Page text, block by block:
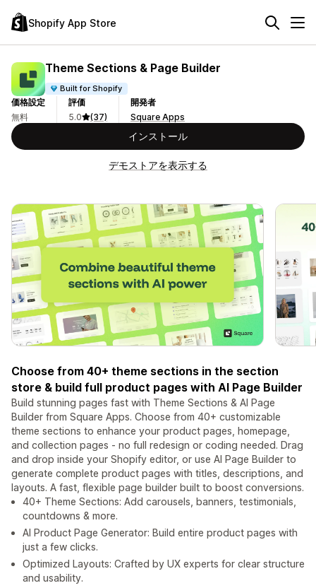
Shopify App Store
Theme Sections & Page Builder
Built for Shopify
価格設定
無料
評価
5.0
(37)
開発者
Square Apps
インストール
デモストアを表示する
Choose from 40+ theme sections in the section
store & build full product pages with AI Page Builder
Build stunning pages fast with Theme Sections & AI Page
Builder from Square Apps. Choose from 40+ customizable
theme sections to enhance your product pages, homepage,
and collection pages - no full redesign or coding needed. Drag
and drop inside your Shopify editor, or use AI Page Builder to
generate complete product pages with titles, descriptions, and
layouts. A fast, flexible page builder built to boost conversions.
40+ Theme Sections: Add carousels, banners, testimonials,
countdowns & more.
AI Product Page Generator: Build entire product pages with
just a few clicks.
Optimized Layouts: Crafted by UX experts for clear structure
and usability.